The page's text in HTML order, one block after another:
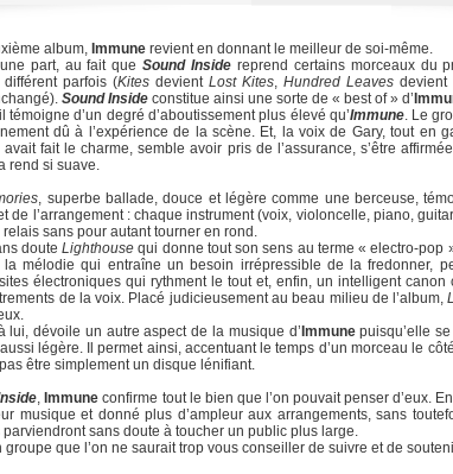
album, Immune revient en donnant le meilleur de soi-même.
part, au fait queSound Inside reprend certains morceaux du
parfois (Kites devient Lost Kites, Hundred Leaves devient
Sound Inside constitue ainsi une sorte de « best of » d’
témoigne d’un degré d’aboutissement plus élevé qu’Immune. Le
dû à l’expérience de la scène. Et, la voix de Gary, tout en
fait le charme, semble avoir pris de l’assurance, s’être
rend si suave.
, superbe ballade, douce et légère comme une berceuse,
de l’arrangement : chaque instrument (voix, violoncelle, piano,
sans pour autant tourner en rond.
douteLighthouse qui donne tout son sens au terme « electro-pop
mélodie qui entraîne un besoin irrépressible de la fredonner,
électroniques qui rythment le tout et, enfin, un intelligent
de la voix. Placé judicieusement au beau milieu de l’album,
lui, dévoile un autre aspect de la musique d’ Immunepuisqu’elle
légère. Il permet ainsi, accentuant le temps d’un morceau le
être simplement un disque lénifiant.
, Immune confirme tout le bien que l’on pouvait penser d’eux.
musique et donné plus d’ampleur aux arrangements, sans
sans doute à toucher un public plus large.
groupe que l’on ne saurait trop vous conseiller de suivre et de